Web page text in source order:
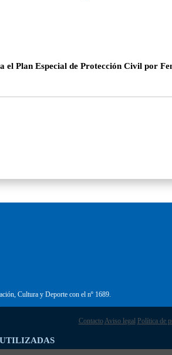
el Plan Especial de Protección Civil por
Cultura y Deporte con el nº 1689.
Contacto Aviso legal Política de